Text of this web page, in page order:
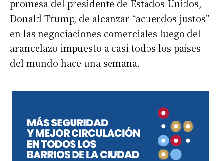
promesa del presidente de Estados Unidos,
Donald Trump, de alcanzar “acuerdos justos”
en las negociaciones comerciales luego del
arancelazo impuesto a casi todos los países
del mundo hace una semana.